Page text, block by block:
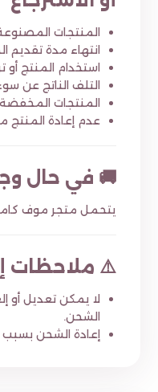
المنتجات
انتهاء مدة تقديم
استخدام المنتج أو
التلف الناتج عن
المنتجات
عدم إعادة المنتج
🚚 في حال
يتحمل متجر موف
⚠️ ملاحظات
لا يمكن تعديل أو
الشحن.
إعادة الشحن بسبب